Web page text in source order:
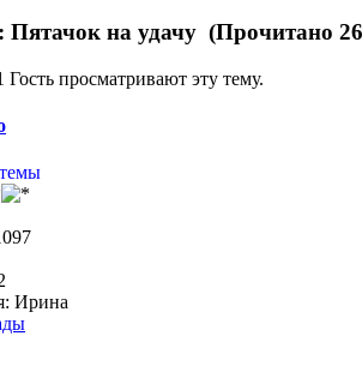
Пятачок на удачу (Прочитано
Гость просматривают эту тему.
Ирина